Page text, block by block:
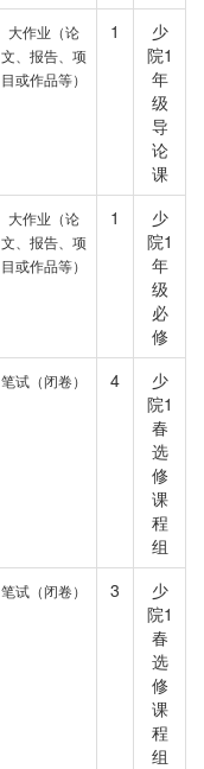
大作业（论
文、报告、项
目或作品等）
1
少
院1
年
级
导
论
课
大作业（论
文、报告、项
目或作品等）
1
少
院1
年
级
必
修
笔试（闭卷） 4
少
院1
春
选
修
课
程
组
笔试（闭卷） 3
少
院1
春
选
修
课
程
组